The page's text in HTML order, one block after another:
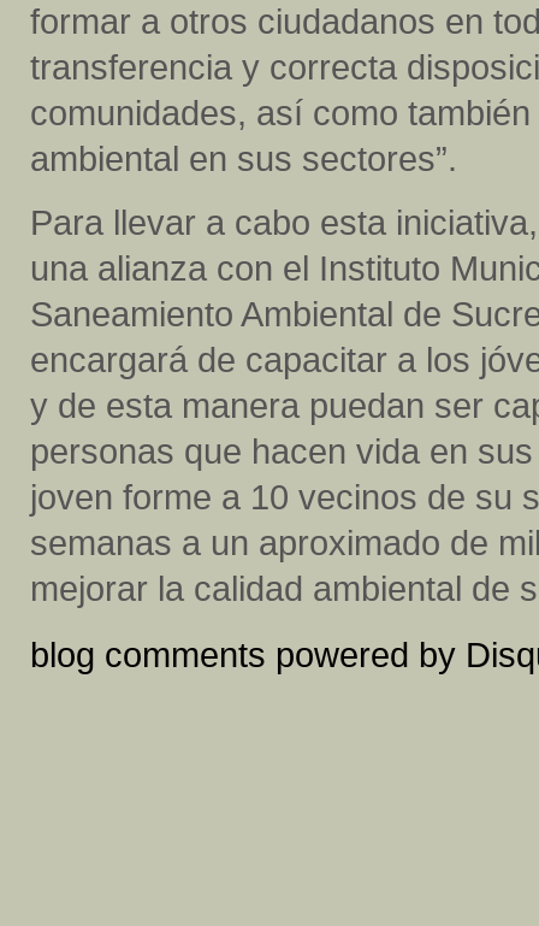
formar a otros ciudadanos en
transferencia y correcta
comunidades, así como
ambiental en sus sectores”.
Para llevar a cabo esta
una alianza con el Instituto
Saneamiento Ambiental de
encargará de capacitar a los
y de esta manera puedan ser
personas que hacen vida en
joven forme a 10 vecinos de su
semanas a un aproximado de
mejorar la calidad ambiental de
blog comments powered by